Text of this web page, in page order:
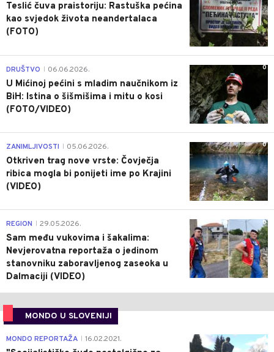
Teslić čuva praistoriju: Rastuška pećina
kao svjedok života neandertalaca
(FOTO)
0
DRUŠTVO 06.06.2026.
U Mićinoj pećini s mladim naučnikom iz
BiH: Istina o šišmišima i mitu o kosi
(FOTO/VIDEO)
0
ZANIMLJIVOSTI 05.06.2026.
Otkriven trag nove vrste: Čovječja
ribica mogla bi ponijeti ime po Krajini
(VIDEO)
0
REGION 29.05.2026.
Sam među vukovima i šakalima:
Nevjerovatna reportaža o jedinom
stanovniku zaboravljenog zaseoka u
Dalmaciji (VIDEO)
MONDO U SLOVENIJI
4
MONDO REPORTAŽA 16.02.2021.